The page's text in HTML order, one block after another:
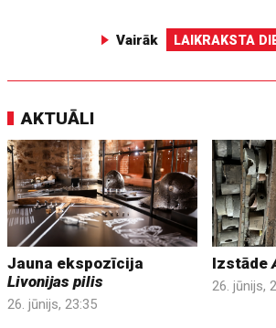
Vairāk LAIKRAKSTA
AKTUĀLI
Jauna ekspozīcija
Livonijas pilis
26. jūnijs, 23:35
Izstāde
26. jūnijs,